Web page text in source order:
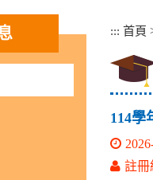
::: 首頁
114學
註冊